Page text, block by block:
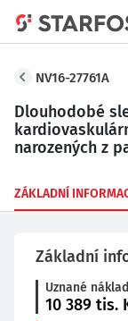
NV16-27761A
Dlouhodobé
narozených z
ZÁKLADNÍ
Základní
Uznané
10 389 tis.